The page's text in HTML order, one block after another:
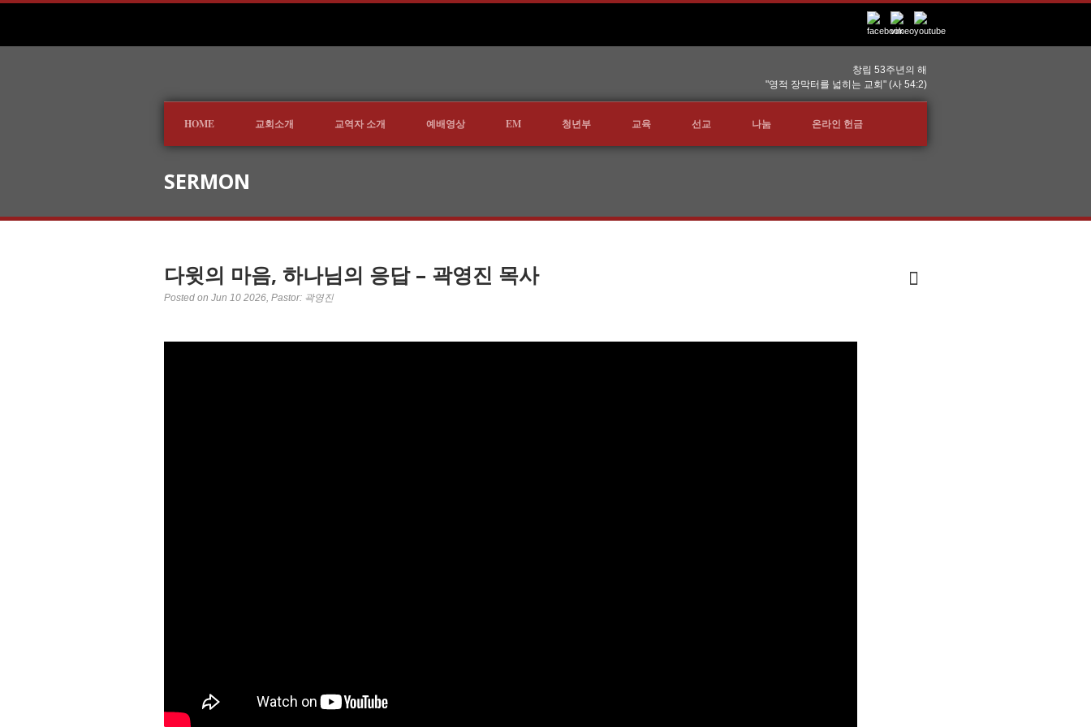
창립 53주년의 해
"영적 장막터를 넓히는 교회" (사 54:2)
HOME 교회소개 교역자 소개 예배영상 EM 청년부 교육 선교 나눔 온라인 헌금
SERMON
다윗의 마음, 하나님의 응답 – 곽영진 목사
Posted on Jun 10 2026, Pastor: 곽영진